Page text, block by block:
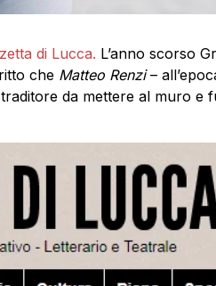
di Lucca. L’anno scorso
che Matteo Renzi–
da mettere al muro e